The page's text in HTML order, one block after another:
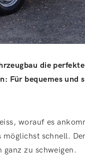
die
Für bequemes und
worauf es
möglichst schnell.
ganz zu schweigen.